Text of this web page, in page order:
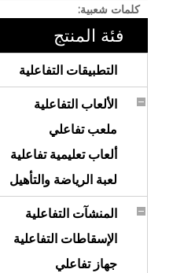
كلمات شعبية:
فئة المنتج
التطبيقات التفاعلية
الألعاب التفاعلية
ملعب تفاعلي
ألعاب تعليمية تفاعلية
لعبة الرياضة والتأهيل
المنشآت التفاعلية
الإسقاطات التفاعلية
جهاز تفاعلي